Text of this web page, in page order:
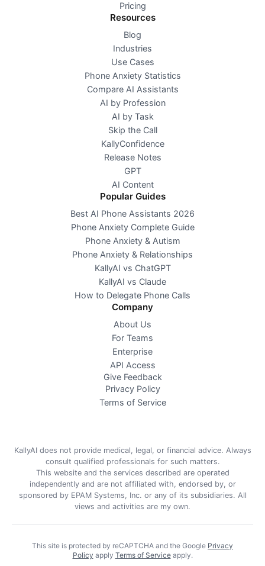
Pricing
Resources
Blog
Industries
Use Cases
Phone Anxiety Statistics
Compare AI Assistants
AI by Profession
AI by Task
Skip the Call
KallyConfidence
Release Notes
GPT
AI Content
Popular Guides
Best AI Phone Assistants 2026
Phone Anxiety Complete Guide
Phone Anxiety & Autism
Phone Anxiety & Relationships
KallyAI vs ChatGPT
KallyAI vs Claude
How to Delegate Phone Calls
Company
About Us
For Teams
Enterprise
API Access
Give Feedback
Privacy Policy
Terms of Service
KallyAI does not provide medical, legal, or financial advice. Always
consult qualified professionals for such matters.
This website and the services described are operated
independently and are not affiliated with, endorsed by, or
sponsored by EPAM Systems, Inc. or any of its subsidiaries. All
views and activities are my own.
This site is protected by reCAPTCHA and the Google Privacy
Policy apply Terms of Service apply.